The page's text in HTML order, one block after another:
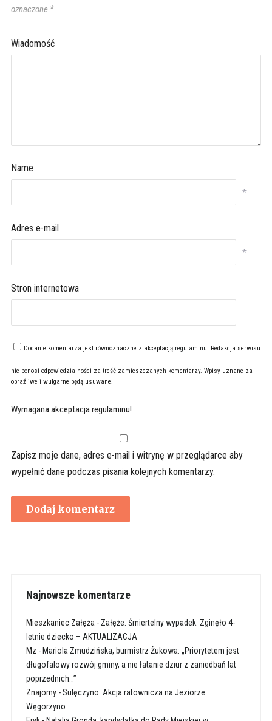
oznaczone *
Wiadomość
Name
*
Adres e-mail
*
Stron internetowa
Dodanie komentarza jest równoznaczne z akceptacją regulaminu. Redakcja serwisu
nie ponosi odpowiedzialności za treść zamieszczanych komentarzy. Wpisy uznane za
obraźliwe i wulgarne będą usuwane.
Wymagana akceptacja regulaminu!
Zapisz moje dane, adres e-mail i witrynę w przeglądarce aby
wypełnić dane podczas pisania kolejnych komentarzy.
Najnowsze komentarze
Mieszkaniec Załęża - Załęże. Śmiertelny wypadek. Zginęło 4-
letnie dziecko – AKTUALIZACJA
Mz - Mariola Zmudzińska, burmistrz Żukowa: „Priorytetem jest
długofalowy rozwój gminy, a nie łatanie dziur z zaniedbań lat
poprzednich…”
Znajomy-Sulęczyno. Akcja ratownicza na Jeziorze
Węgorzyno